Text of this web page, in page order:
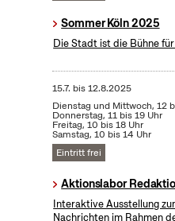
Sommer Köln 2025
Die Stadt ist die Bühne
15.7. bis12.8.2025
Dienstag und Mittwoch, 12
Donnerstag, 11 bis 19 Uhr
Freitag, 10 bis 18 Uhr
Samstag, 10 bis 14 Uhr
Eintritt frei
Aktionslabor
Interaktive Ausstellung
Nachrichten im Rahmen